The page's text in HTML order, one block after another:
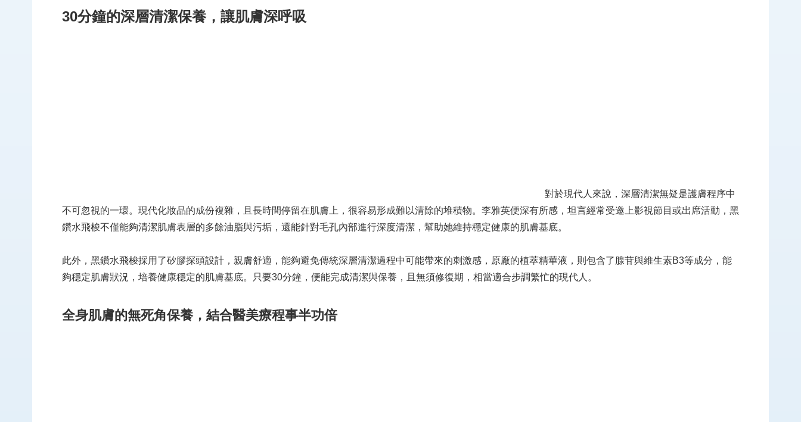
30分鐘的深層清潔保養，讓肌膚深呼吸
對於現代人來說，深層清潔無疑是護膚程序中
不可忽視的一環。現代化妝品的成份複雜，且長時間停留在肌膚上，很容易形成難以清除的堆積物。李雅英便深有所感，坦言經常受邀上影視節目或出席活動，黑
鑽水飛梭不僅能夠清潔肌膚表層的多餘油脂與污垢，還能針對毛孔內部進行深度清潔，幫助她維持穩定健康的肌膚基底。
此外，黑鑽水飛梭採用了矽膠探頭設計，親膚舒適，能夠避免傳統深層清潔過程中可能帶來的刺激感，原廠的植萃精華液，則包含了腺苷與維生素B3等成分，能
夠穩定肌膚狀況，培養健康穩定的肌膚基底。只要30分鐘，便能完成清潔與保養，且無須修復期，相當適合步調繁忙的現代人。
全身肌膚的無死角保養，結合醫美療程事半功倍